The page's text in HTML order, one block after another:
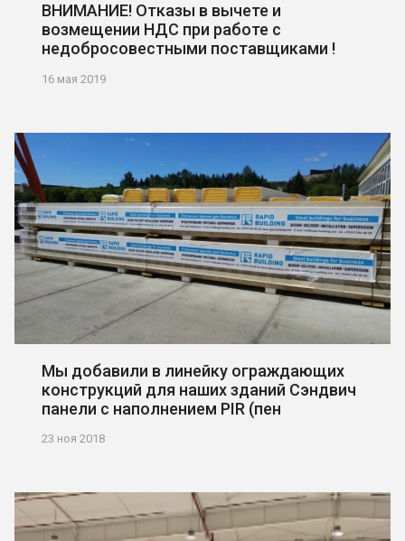
ВНИМАНИЕ! Отказы в вычете и
возмещении НДС при работе с
недобросовестными поставщиками !
16 мая 2019
Мы добавили в линейку ограждающих
конструкций для наших зданий Сэндвич
панели с наполнением PIR (пен
23 ноя 2018